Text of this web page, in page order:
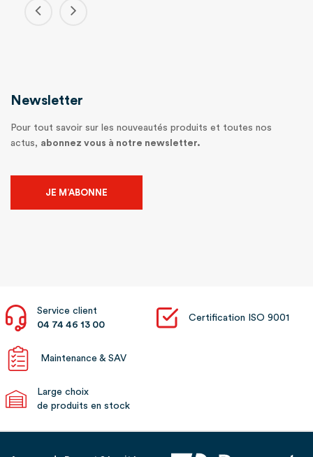
Newsletter
Pour tout savoir sur les nouveautés produits et toutes nos
actus, abonnez vous à notre newsletter.
JE M’ABONNE
Service client
04 74 46 13 00
Certification ISO 9001
Maintenance & SAV
Large choix
de produits en stock